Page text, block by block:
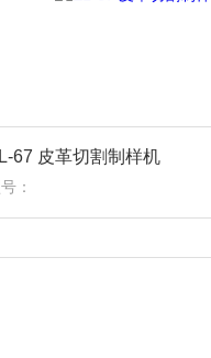
67 皮革切割制样机
：